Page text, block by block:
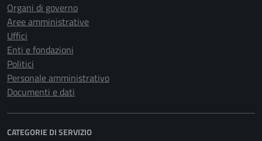
Organi di governo
Aree amministrative
Uffici
Enti e fondazioni
Politici
Personale amministrativo
Documenti e dati
CATEGORIE DI SERVIZIO